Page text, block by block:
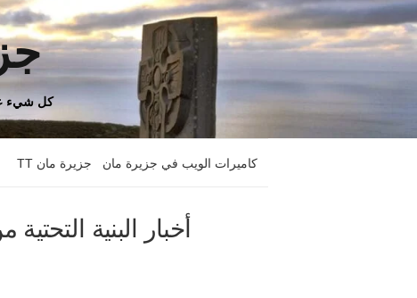
كل شيء
كاميرات الويب في جزيرة مان جزيرة مان TT
أخبار البنية